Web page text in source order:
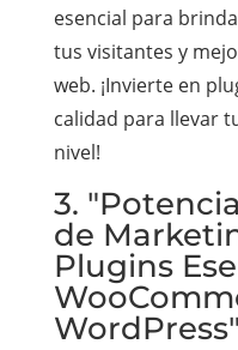
esencial para
tus visitantes y
web. ¡Invierte en
calidad para llevar
nivel!
3.
de
Plugins
WordPress"